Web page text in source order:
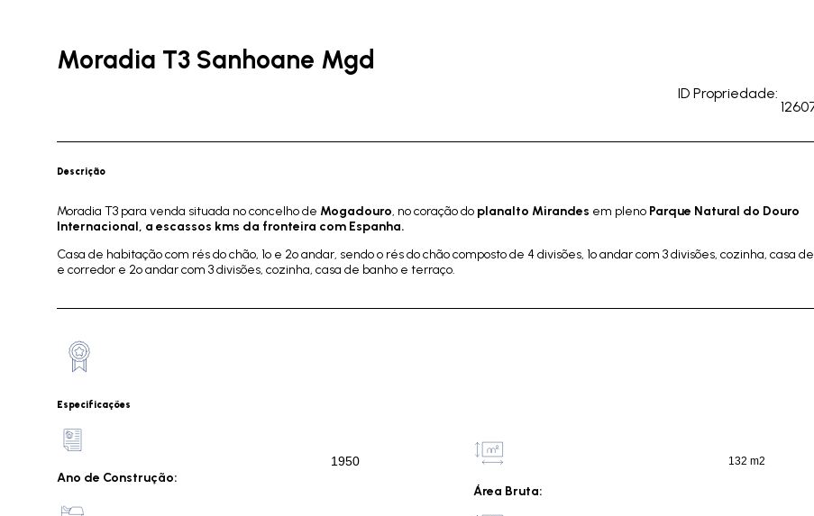
Moradia T3 Sanhoane Mgd
ID Propriedade:
Descrição
Moradia T3 para venda situada no concelho de Mogadouro, no coração do planalto Mirandes em pleno Parque Natural do Douro
Internacional, a escassos kms da fronteira com Espanha.
Casa de habitação com rés do chão, 1º e 2º andar, sendo o rés do chão composto de 4 divisões, 1º andar com 3 divisões, cozinha, casa
e corredor e 2º andar com 3 divisões, cozinha, casa de banho e terraço.
Especificações
Ano de Construção:
1950
Área Bruta:
132 m2